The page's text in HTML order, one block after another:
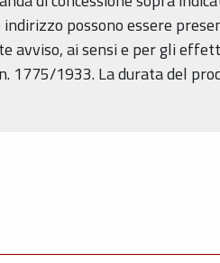
possono essere
avviso, ai sensi e per gli
1775/1933. La durata del